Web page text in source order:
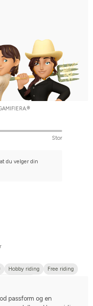
Stor
du velger din
Hobby riding
Free riding
passform og en